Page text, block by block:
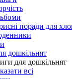
поради для
дошкільнят
для дошкільнят
всі